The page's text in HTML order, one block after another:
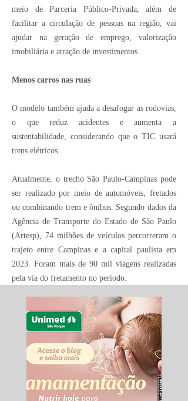
meio de Parceria Público-Privada, além de
facilitar a circulação de pessoas na região, vai
ajudar na geração de emprego, valorização
imobiliária e atração de investimentos.
Menos carros nas ruas
O modelo também ajuda a desafogar as rodovias,
o que reduz acidentes e aumenta a
sustentabilidade, considerando que o TIC usará
trens elétricos.
Atualmente, o trecho São Paulo-Campinas pode
ser realizado por meio de automóveis, fretados
ou combinando trem e ônibus. Segundo dados da
Agência de Transporte do Estado de São Paulo
(Artesp), 74 milhões de veículos percorreram o
trajeto entre Campinas e a capital paulista em
2023. Foram mais de 90 mil viagens realizadas
pela via do fretamento no período.